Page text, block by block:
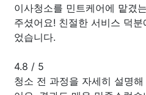
이사청소를 민트케어에 맡겼
주셨어요! 친절한 서비스 덕
었습니다.
4.8 / 5
청소 전 과정을 자세히 설명